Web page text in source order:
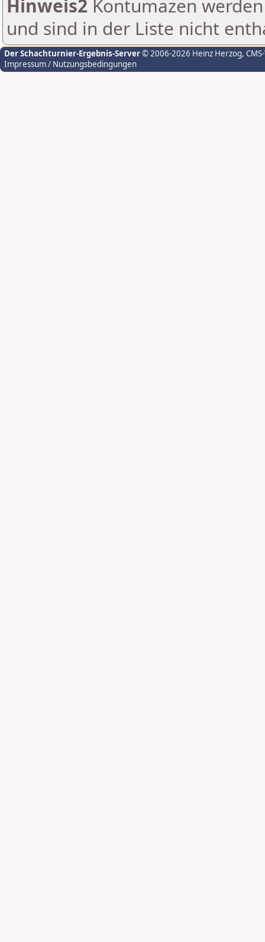
Hinweis2 Kontumazen
und sind in der Liste nicht
Der Schachturnier-Ergebnis-Server© 2006-2026 Heinz Herzog,
Impressum / Nutzungsbedingungen